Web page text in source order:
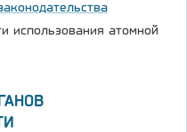
использования атомной